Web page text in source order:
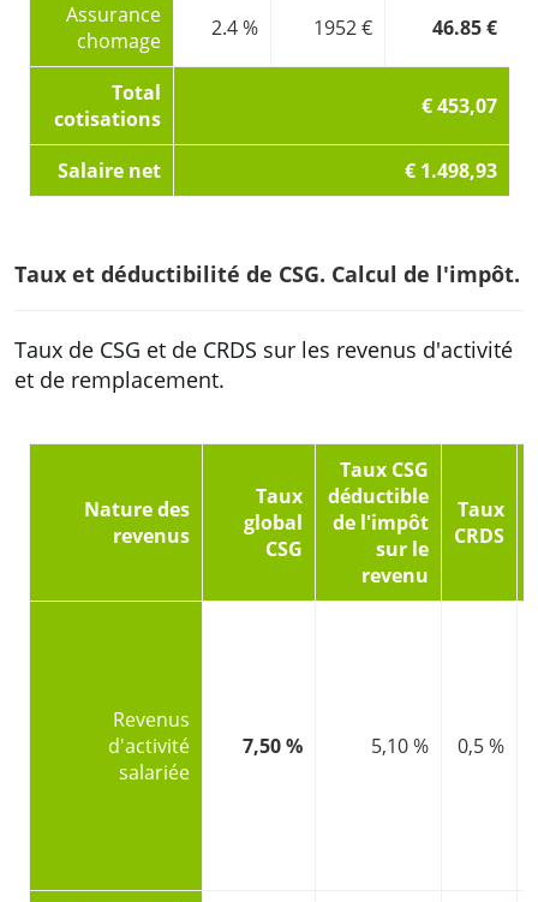
Assurance
chomage
2.4 % 1952 € 46.85 €
Total
cotisations
€ 453,07
Salaire net € 1.498,93
Taux et déductibilité de CSG. Calcul de l'impôt.
Taux de CSG et de CRDS sur les revenus d'activité
et de remplacement.
Nature des
revenus
Taux
global
CSG
Taux CSG
déductible
de l'impôt
sur le
revenu
Taux
CRDS
Revenus
d'activité
salariée
7,50 % 5,10 % 0,5 %